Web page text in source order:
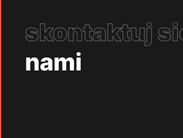
skontaktuj
nami